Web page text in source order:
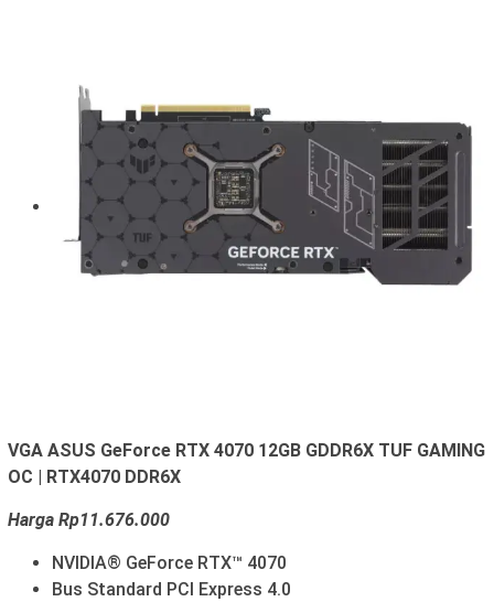
VGA ASUS GeForce RTX 4070 12GB GDDR6X TUF GAMING
OC | RTX4070 DDR6X
Harga Rp11.676.000
NVIDIA® GeForce RTX™ 4070
Bus Standard PCI Express 4.0